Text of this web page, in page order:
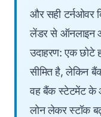
और सही टर्नओवर
लेंडर से ऑनलाइन
उदाहरण: एक छोटे
सीमित है, लेकिन
वह बैंक स्टेटमेंट के
लोन लेकर स्टॉक